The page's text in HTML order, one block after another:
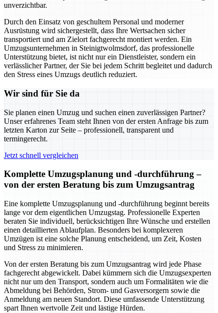
unverzichtbar.
Durch den Einsatz von geschultem Personal und moderner
Ausrüstung wird sichergestellt, dass Ihre Wertsachen sicher
transportiert und am Zielort fachgerecht montiert werden. Ein
Umzugsunternehmen in Steinigtwolmsdorf, das professionelle
Unterstützung bietet, ist nicht nur ein Dienstleister, sondern ein
verlässlicher Partner, der Sie bei jedem Schritt begleitet und dadurch
den Stress eines Umzugs deutlich reduziert.
Wir sind für Sie da
Sie planen einen Umzug und suchen einen zuverlässigen Partner?
Unser erfahrenes Team steht Ihnen von der ersten Anfrage bis zum
letzten Karton zur Seite – professionell, transparent und
termingerecht.
Jetzt schnell vergleichen
Komplette Umzugsplanung und -durchführung –
von der ersten Beratung bis zum Umzugsantrag
Eine komplette Umzugsplanung und -durchführung beginnt bereits
lange vor dem eigentlichen Umzugstag. Professionelle Experten
beraten Sie individuell, berücksichtigen Ihre Wünsche und erstellen
einen detaillierten Ablaufplan. Besonders bei komplexeren
Umzügen ist eine solche Planung entscheidend, um Zeit, Kosten
und Stress zu minimieren.
Von der ersten Beratung bis zum Umzugsantrag wird jede Phase
fachgerecht abgewickelt. Dabei kümmern sich die Umzugsexperten
nicht nur um den Transport, sondern auch um Formalitäten wie die
Abmeldung bei Behörden, Strom- und Gasversorgern sowie die
Anmeldung am neuen Standort. Diese umfassende Unterstützung
spart Ihnen wertvolle Zeit und lästige Hürden.